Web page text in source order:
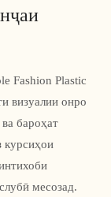
Fashion Plastic
визуалии онро
бароҳат
курсиҳои
месозад.